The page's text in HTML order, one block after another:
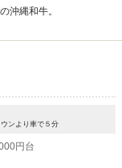
沖縄和牛。
ンより車で５分
円台